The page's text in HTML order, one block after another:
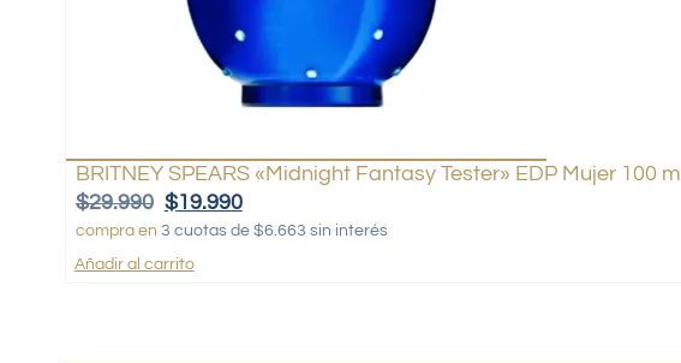
BRITNEY SPEARS «Midnight Fantasy Tester» EDP Mujer 100 ml
$29.990 $19.990
compra en 3 cuotas de $6.663 sin interés
Añadir al carrito